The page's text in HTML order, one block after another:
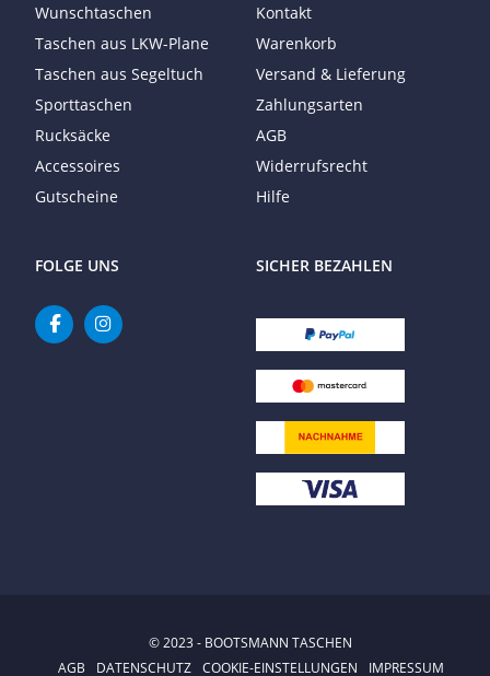
Wunschtaschen
Taschen aus LKW-Plane
Taschen aus Segeltuch
Sporttaschen
Rucksäcke
Accessoires
Gutscheine
Kontakt
Warenkorb
Versand & Lieferung
Zahlungsarten
AGB
Widerrufsrecht
Hilfe
FOLGE UNS SICHER BEZAHLEN
© 2023 - BOOTSMANN TASCHEN
AGB
DATENSCHUTZ COOKIE-EINSTELLUNGEN IMPRESSUM